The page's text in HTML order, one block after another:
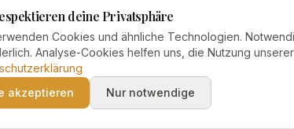
deine Privatsphäre
Cookies und ähnliche Technologien.
Analyse-Cookies helfen uns, die Nutzung
akzeptieren
Nur notwendige